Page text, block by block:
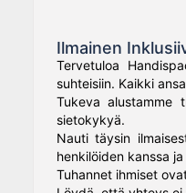
Ilmainen
Tervetuloa
suhteisiin. Kaikki
Tukeva alustamme
sietokykyä.
Nauti täysin
henkilöiden kanssa
Tuhannet ihmiset